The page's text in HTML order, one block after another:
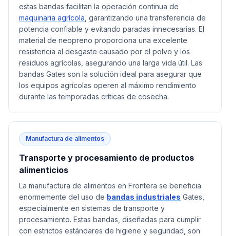
estas bandas facilitan la operación continua de
maquinaria agrícola , garantizando una transferencia de
potencia confiable y evitando paradas innecesarias. El
material de neopreno proporciona una excelente
resistencia al desgaste causado por el polvo y los
residuos agrícolas, asegurando una larga vida útil. Las
bandas Gates son la solución ideal para asegurar que
los equipos agrícolas operen al máximo rendimiento
durante las temporadas críticas de cosecha.
Manufactura de alimentos
Transporte y procesamiento de productos
alimenticios
La manufactura de alimentos en Frontera se beneficia
enormemente del uso de bandas industriales Gates,
especialmente en sistemas de transporte y
procesamiento. Estas bandas, diseñadas para cumplir
con estrictos estándares de higiene y seguridad, son